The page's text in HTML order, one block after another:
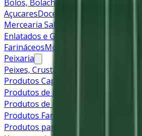
Bolos, Bolachas e Sobremesas
AçucaresDoces
Mercearia Salgada
Enlatados e Grãos Secos
FarináceosMolhos
Peixaria
Peixes, Crustáceos e Moluscos
Produtos Capilares
Produtos de Higiene Corporal
Produtos de Limpeza
Produtos Farmacêuticos
Produtos para Bebé